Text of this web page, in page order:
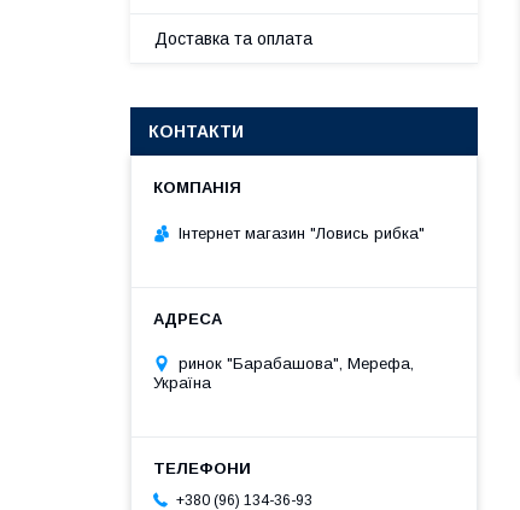
Доставка та оплата
КОНТАКТИ
Інтернет магазин "Ловись рибка"
ринок "Барабашова", Мерефа,
Україна
+380 (96) 134-36-93